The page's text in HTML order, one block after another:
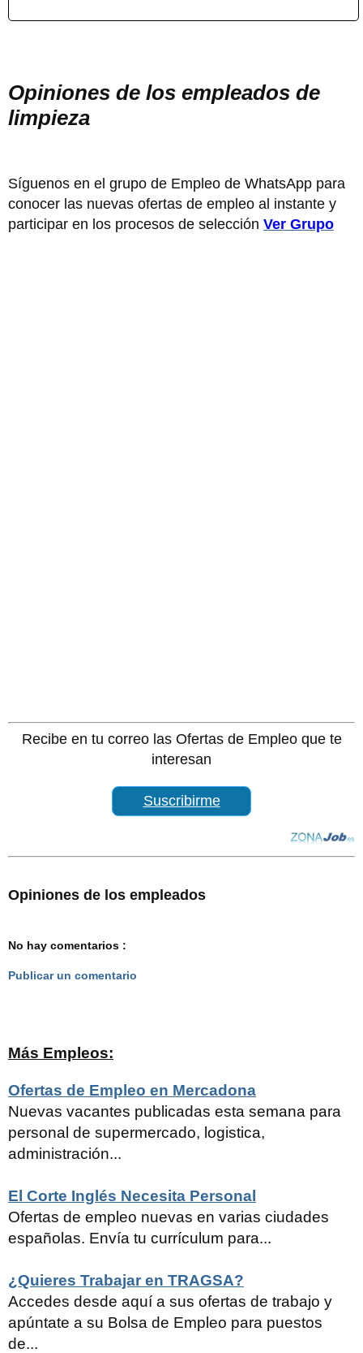
Opiniones de los empleados de
limpieza
Síguenos en el grupo de Empleo de WhatsApp para
conocer las nuevas ofertas de empleo al instante y
participar en los procesos de selección Ver Grupo
Recibe en tu correo las Ofertas de Empleo que te
interesan
Suscribirme
Opiniones de los empleados
No hay comentarios :
Publicar un comentario
Más Empleos:
Ofertas de Empleo en Mercadona
Nuevas vacantes publicadas esta semana para
personal de supermercado, logistica,
administración...
El Corte Inglés Necesita Personal
Ofertas de empleo nuevas en varias ciudades
españolas. Envía tu currículum para...
¿Quieres Trabajar en TRAGSA?
Accedes desde aquí a sus ofertas de trabajo y
apúntate a su Bolsa de Empleo para puestos
de...